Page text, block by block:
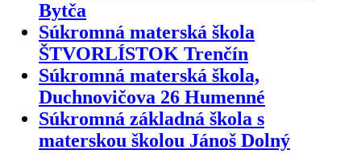
Bytča
Súkromná materská škola
ŠTVORLÍSTOK Trenčín
Súkromná materská škola,
Duchnovičova 26 Humenné
Súkromná základná škola s
materskou školou Jánoš Dolný